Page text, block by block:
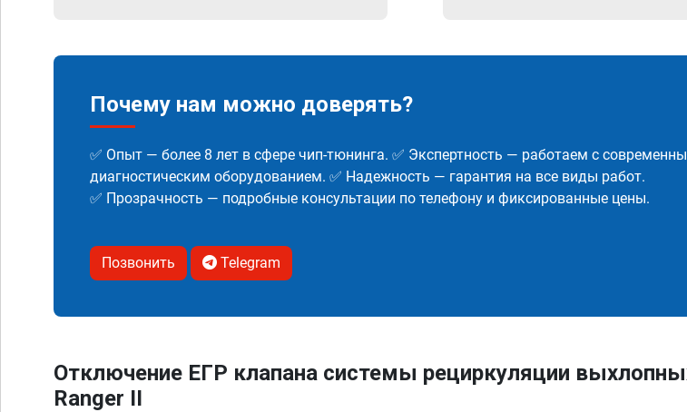
Почему нам можно доверять?
✅ Опыт — более 8 лет в сфере чип-тюнинга. ✅ Экспертность — работаем с
диагностическим оборудованием. ✅ Надежность — гарантия на все виды работ.
✅ Прозрачность — подробные консультации по телефону и фиксированные цены.
Позвонить Telegram
Отключение ЕГР клапана системы рециркуляции
Ranger II